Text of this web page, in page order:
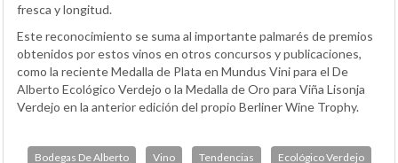
fresca y longitud.
Este reconocimiento se suma al importante palmarés de premios
obtenidos por estos vinos en otros concursos y publicaciones,
como la reciente Medalla de Plata en Mundus Vini para el De
Alberto Ecológico Verdejo o la Medalla de Oro para Viña Lisonja
Verdejo en la anterior edición del propio Berliner Wine Trophy.
Bodegas De Alberto Vino Tendencias Ecológico Verdejo